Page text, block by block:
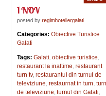
1 NOV
posted by regimhoteliergalati
Categories: Obiective Turistice
Galati
Tags: Galati, obiective turistice,
restaurant la inaltime, restaurant
turn tv, restaurantul din turnul de
televiziune, restaurnat in turn,
de televiziune, turnul din Galati,